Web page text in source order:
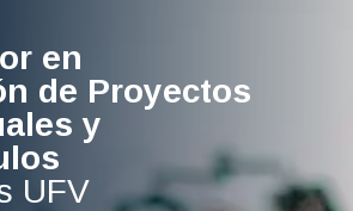
en
de Proyectos
y
UFV